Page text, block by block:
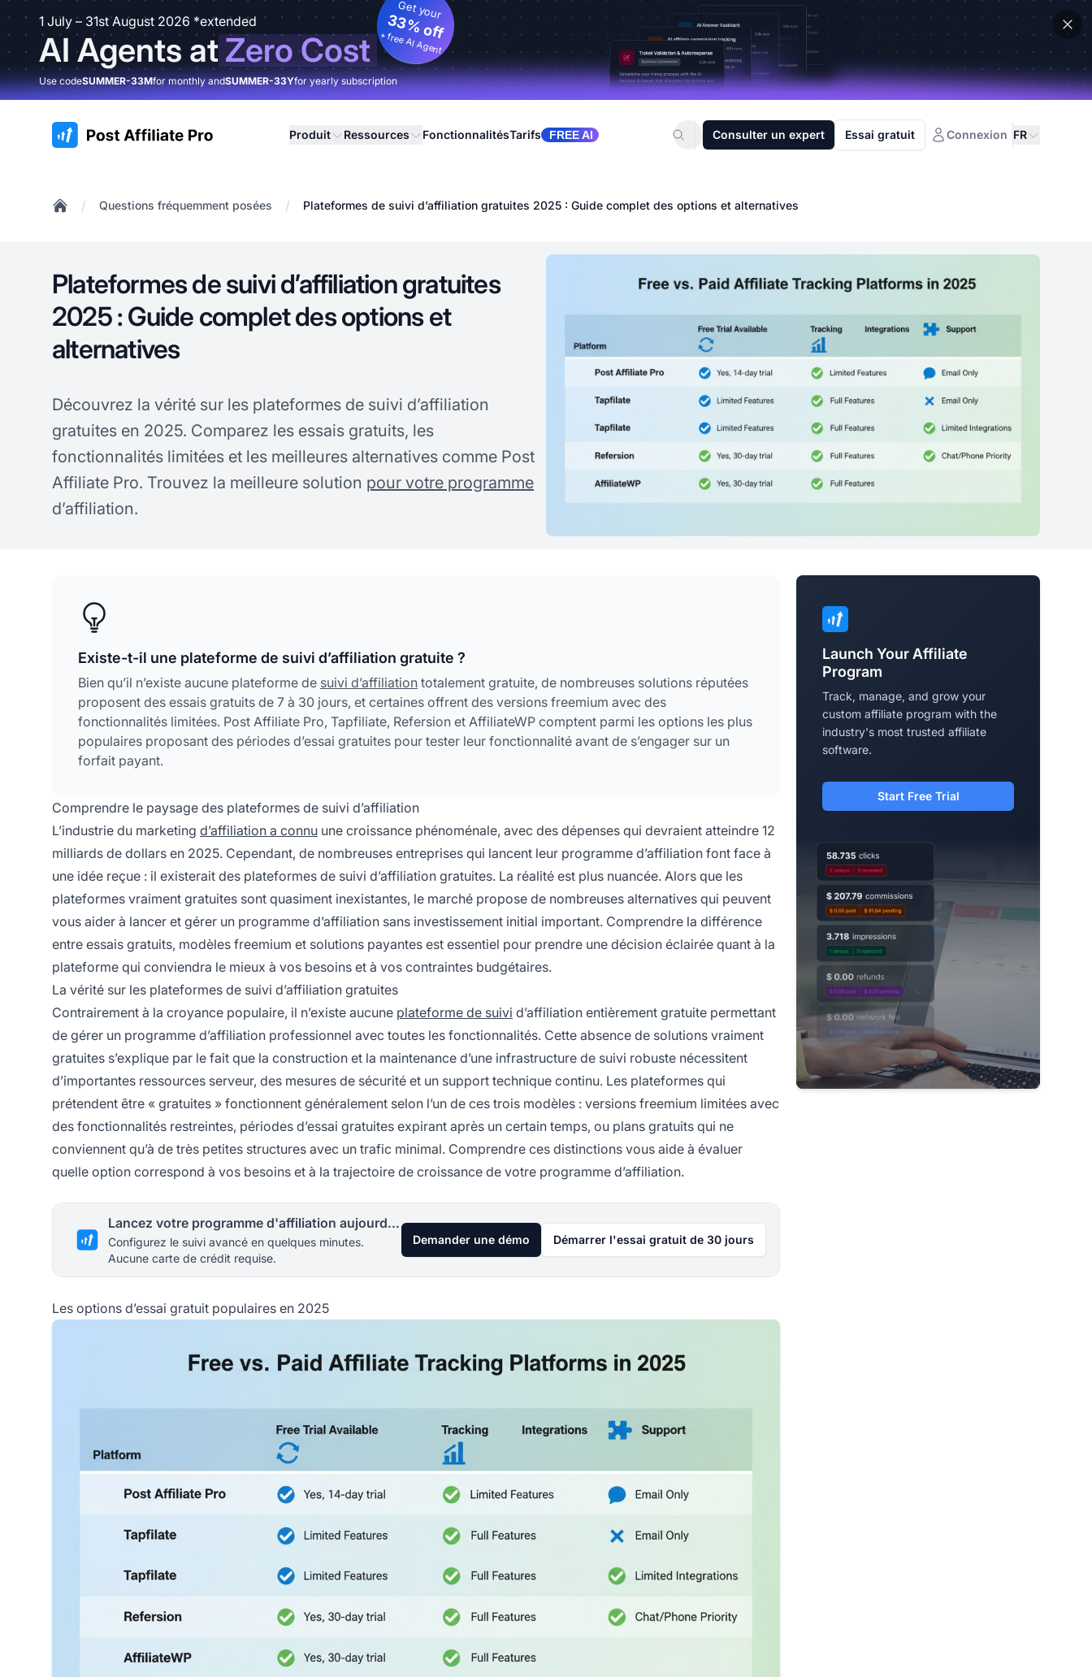
1 July – 31st August 2026 *extended
AI Agents atZero Cost
Get your
33% off
+ free AI Agent
Use codeSUMMER-33Mfor monthly andSUMMER-33Yfor yearly subscription
:site.title Produit Ressources FonctionnalitésTarifs FREE AI Consulter un expert Essai gratuit Connexion FR
/ Questions fréquemment posées / Plateformes de suivi d’affiliation gratuites 2025 : Guide complet des options et alternatives
Plateformes de suivi d’affiliation gratuites
2025 : Guide complet des options et
alternatives
Découvrez la vérité sur les plateformes de suivi d’affiliation
gratuites en 2025. Comparez les essais gratuits, les
fonctionnalités limitées et les meilleures alternatives comme Post
Affiliate Pro. Trouvez la meilleure solution pour votre programme
d’affiliation.
Existe-t-il une plateforme de suivi d’affiliation gratuite ?
Bien qu’il n’existe aucune plateforme de suivi d’affiliation totalement gratuite, de nombreuses solutions réputées
proposent des essais gratuits de 7 à 30 jours, et certaines offrent des versions freemium avec des
fonctionnalités limitées. Post Affiliate Pro, Tapfiliate, Refersion et AffiliateWP comptent parmi les options les plus
populaires proposant des périodes d’essai gratuites pour tester leur fonctionnalité avant de s’engager sur un
forfait payant.
Comprendre le paysage des plateformes de suivi d’affiliation
L’industrie du marketing d’affiliation a connu une croissance phénoménale, avec des dépenses qui devraient atteindre 12
milliards de dollars en 2025. Cependant, de nombreuses entreprises qui lancent leur programme d’affiliation font face à
une idée reçue : il existerait des plateformes de suivi d’affiliation gratuites. La réalité est plus nuancée. Alors que les
plateformes vraiment gratuites sont quasiment inexistantes, le marché propose de nombreuses alternatives qui peuvent
vous aider à lancer et gérer un programme d’affiliation sans investissement initial important. Comprendre la différence
entre essais gratuits, modèles freemium et solutions payantes est essentiel pour prendre une décision éclairée quant à la
plateforme qui conviendra le mieux à vos besoins et à vos contraintes budgétaires.
La vérité sur les plateformes de suivi d’affiliation gratuites
Contrairement à la croyance populaire, il n’existe aucune plateforme de suivi d’affiliation entièrement gratuite permettant
de gérer un programme d’affiliation professionnel avec toutes les fonctionnalités. Cette absence de solutions vraiment
gratuites s’explique par le fait que la construction et la maintenance d’une infrastructure de suivi robuste nécessitent
d’importantes ressources serveur, des mesures de sécurité et un support technique continu. Les plateformes qui
prétendent être « gratuites » fonctionnent généralement selon l’un de ces trois modèles : versions freemium limitées avec
des fonctionnalités restreintes, périodes d’essai gratuites expirant après un certain temps, ou plans gratuits qui ne
conviennent qu’à de très petites structures avec un trafic minimal. Comprendre ces distinctions vous aide à évaluer
quelle option correspond à vos besoins et à la trajectoire de croissance de votre programme d’affiliation.
Lancez votre programme d'affiliation aujourd'hui
Configurez le suivi avancé en quelques minutes.
Aucune carte de crédit requise.
Demander une démo Démarrer l'essai gratuit de 30 jours
Les options d’essai gratuit populaires en 2025
Launch Your Affiliate
Program
Track, manage, and grow your
custom affiliate program with the
industry's most trusted affiliate
software.
Start Free Trial